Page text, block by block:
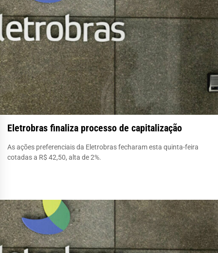
Eletrobras finaliza processo de capitalização
As ações preferenciais da Eletrobras fecharam esta quinta-feira
cotadas a R$ 42,50, alta de 2%.